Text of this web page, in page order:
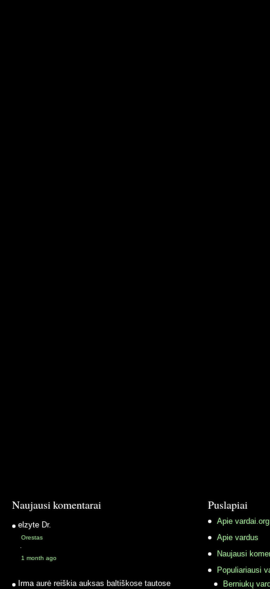
Naujausi komentarai
elzyte Dr.
Orestas
·
1 month ago
Irma aurė reiškia auksas baltiškose tautose
Puslapiai
Apie vardai.org
Apie vardus
Naujausi
Populiariausi
Berniukų